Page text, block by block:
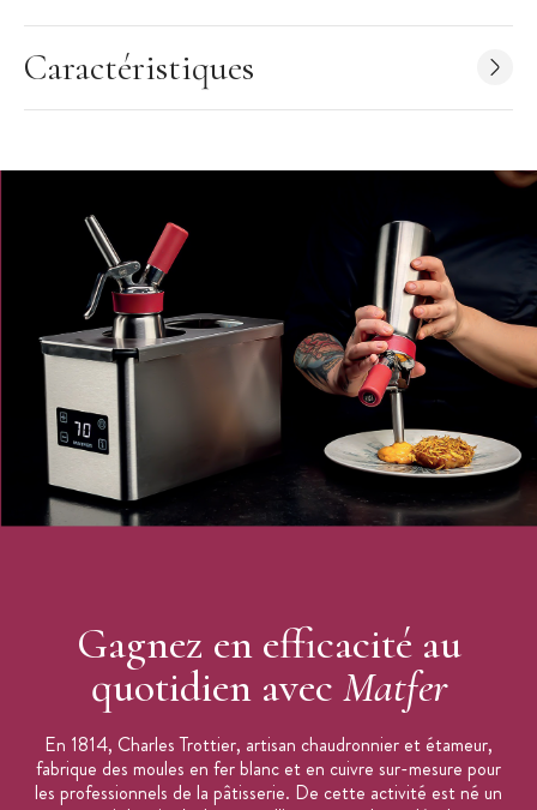
Caractéristiques Bac Gastronorme:
Bac Gastronorme
Hauteur : 20 cm
Capacité : 58 L
Nombre de rations (approximative) : 160
Dimensions bac gastro : 65 x 53 cm
Supporte la cuisson et la congélation
Bords et recoins renforcés contre les déformations
Bac gastro vendu à l'unité
Bac gastro GN 2/1 disponible en 7 hauteurs : 2 cm, 4 cm, 5,5
cm, 6,5 m, 10 cm, 15 cm et 20 cm.
Matfer Bourgeat
Caractéristiques
Gagnez en efficacité au
quotidien avec Matfer
En 1814, Charles Trottier, artisan chaudronnier et étameur,
fabrique des moules en fer blanc et en cuivre sur-mesure pour
les professionnels de la pâtisserie. De cette activité est né un